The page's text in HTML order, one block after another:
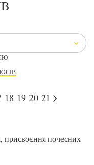
18 19 20 21
присвоєння почесних